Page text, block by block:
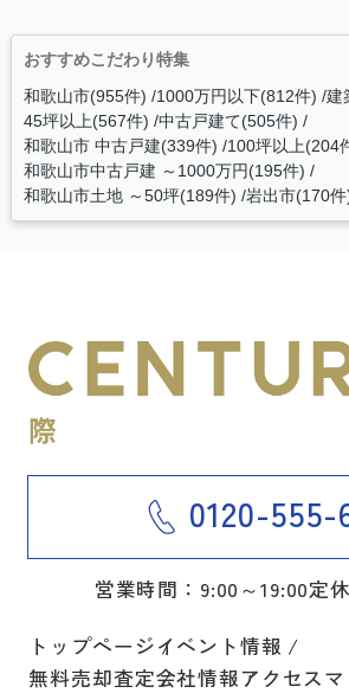
おすすめこだわり特集
和歌山市(955件) 1000万円以下(812件) 建
45坪以上(567件) 中古戸建て(505件)
和歌山市 中古戸建(339件) 100坪以上(204
和歌山市中古戸建 ～1000万円(195件)
和歌山市土地 ～50坪(189件) 岩出市(170件
0120-555-
営業時間：9:00～19:00定
トップページイベント情報
無料売却査定会社情報アクセス